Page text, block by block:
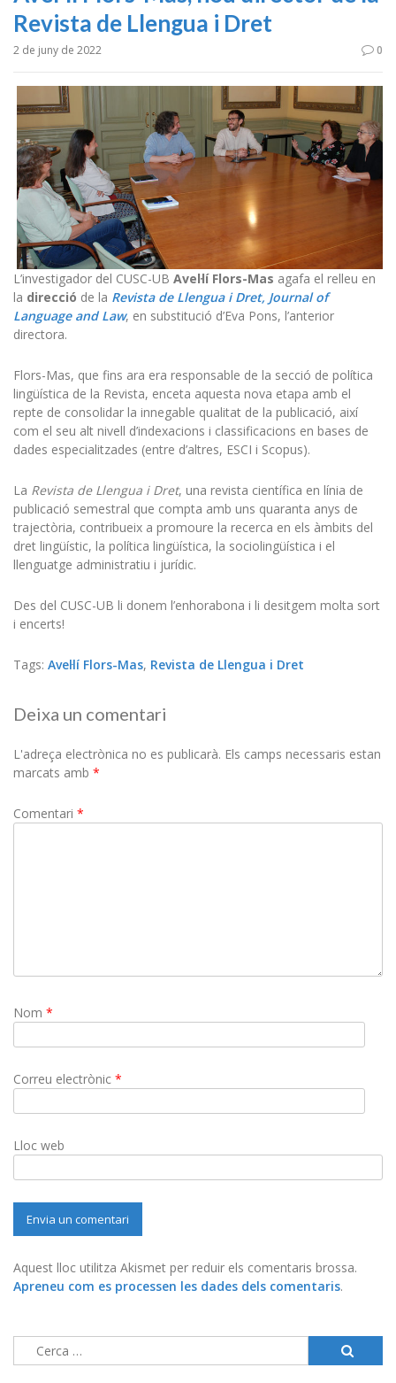
Revista de Llengua i Dret
2 de juny de 2022 0
L’investigador del CUSC-UB Avel·lí Flors-Mas agafa el relleu en
la direcció de la Revista de Llengua i Dret, Journal of
Language and Law, en substitució d’Eva Pons, l’anterior
directora.
Flors-Mas, que fins ara era responsable de la secció de política
lingüística de la Revista, enceta aquesta nova etapa amb el
repte de consolidar la innegable qualitat de la publicació, així
com el seu alt nivell d’indexacions i classificacions en bases de
dades especialitzades (entre d’altres, ESCI i Scopus).
La Revista de Llengua i Dret, una revista científica en línia de
publicació semestral que compta amb uns quaranta anys de
trajectòria, contribueix a promoure la recerca en els àmbits del
dret lingüístic, la política lingüística, la sociolingüística i el
llenguatge administratiu i jurídic.
Des del CUSC-UB li donem l’enhorabona i li desitgem molta sort
i encerts!
Tags: Avel·lí Flors-Mas, Revista de Llengua i Dret
Deixa un comentari
L'adreça electrònica no es publicarà. Els camps necessaris estan
marcats amb *
Comentari *
Nom *
Correu electrònic *
Lloc web
Aquest lloc utilitza Akismet per reduir els comentaris brossa.
Apreneu com es processen les dades dels comentaris.
Cerca: